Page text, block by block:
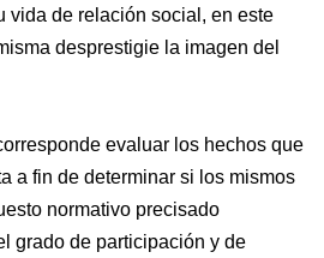
vida de relación social, en este
desprestigie la imagen del
evaluar los hechos que
a fin de determinar si los mismos
normativo precisado
grado de participación y de